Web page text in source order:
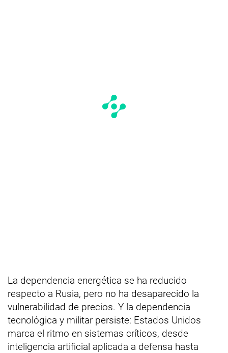
La dependencia energética se ha reducido
respecto a Rusia, pero no ha desaparecido la
vulnerabilidad de precios. Y la dependencia
tecnológica y militar persiste: Estados Unidos
marca el ritmo en sistemas críticos, desde
inteligencia artificial aplicada a defensa hasta